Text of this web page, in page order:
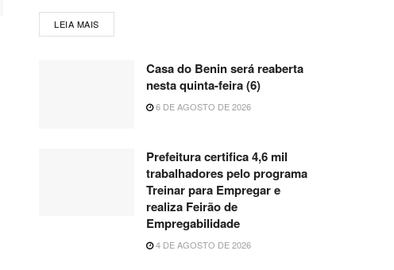
LEIA MAIS
Casa do Benin será reaberta
nesta quinta-feira (6)
6 DE AGOSTO DE 2026
Prefeitura certifica 4,6 mil
trabalhadores pelo programa
Treinar para Empregar e
realiza Feirão de
Empregabilidade
4 DE AGOSTO DE 2026